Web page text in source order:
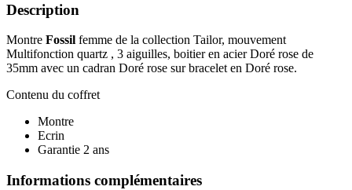
Description
Montre Fossil femme de la collection Tailor, mouvement
Multifonction quartz , 3 aiguilles, boitier en acier Doré rose de
35mm avec un cadran Doré rose sur bracelet en Doré rose.
Contenu du coffret
Montre
Ecrin
Garantie 2 ans
Informations complémentaires